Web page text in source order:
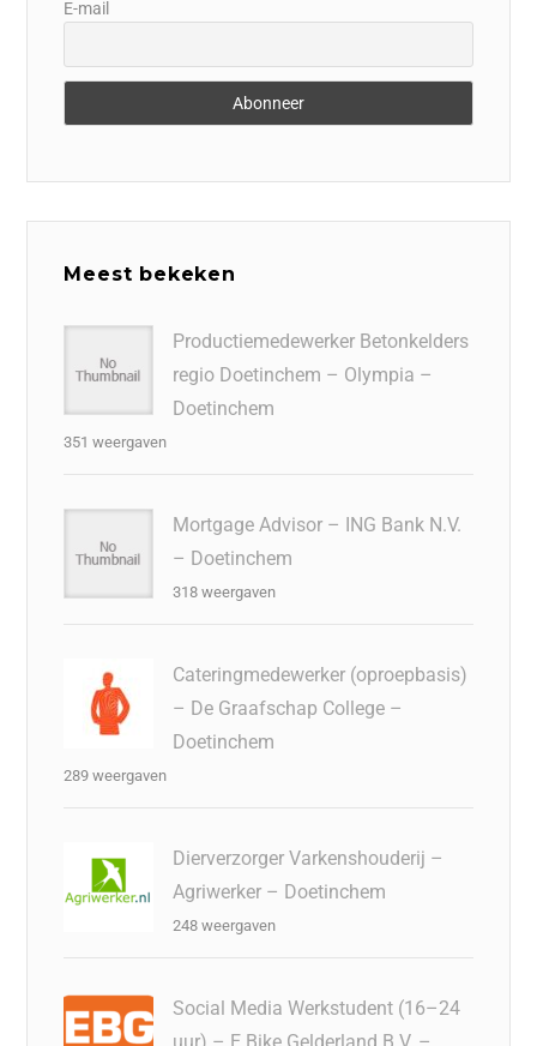
E-mail
Meest bekeken
Productiemedewerker Betonkelders
regio Doetinchem – Olympia –
Doetinchem
351 weergaven
Mortgage Advisor – ING Bank N.V.
– Doetinchem
318 weergaven
Cateringmedewerker (oproepbasis)
– De Graafschap College –
Doetinchem
289 weergaven
Dierverzorger Varkenshouderij –
Agriwerker – Doetinchem
248 weergaven
Social Media Werkstudent (16–24